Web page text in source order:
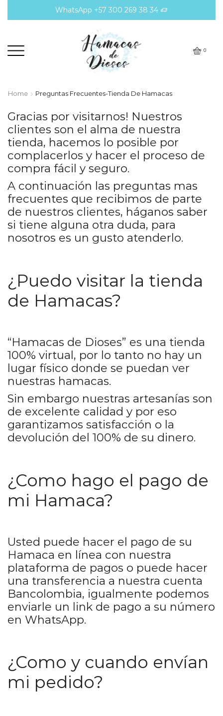
WhatsApp +57 300 269 38 34
0
Home Preguntas Frecuentes-Tienda De Hamacas
Gracias por visitarnos! Nuestros
clientes son el alma de nuestra
tienda, hacemos lo posible por
complacerlos y hacer el proceso de
compra fácil y seguro.
A continuación las preguntas mas
frecuentes que recibimos de parte
de nuestros clientes, háganos saber
si tiene alguna otra duda, para
nosotros es un gusto atenderlo.
¿Puedo visitar la tienda
de Hamacas?
“Hamacas de Dioses” es una tienda
100% virtual, por lo tanto no hay un
lugar físico donde se puedan ver
nuestras hamacas.
Sin embargo nuestras artesanías son
de excelente calidad y por eso
garantizamos satisfacción o la
devolución del 100% de su dinero.
¿Como hago el pago de
mi Hamaca?
Usted puede hacer el pago de su
Hamaca en línea con nuestra
plataforma de pagos o puede hacer
una transferencia a nuestra cuenta
Bancolombia, igualmente podemos
enviarle un link de pago a su número
en WhatsApp.
¿Como y cuando envían
mi pedido?